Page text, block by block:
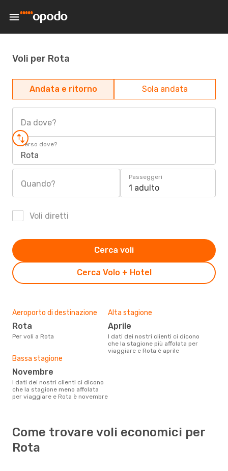
Voli per Rota
Andata e ritorno Sola andata
Da dove?
Verso dove?
Rota
Quando?
Passeggeri
1 adulto
Voli diretti
Cerca Volo + Hotel
Cerca voli
Aeroporto di destinazione
Rota
Per voli a Rota
Alta stagione
aprile
I dati dei nostri clienti ci dicono
che la stagione più affolata per
viaggiare e Rota è aprile
Bassa stagione
novembre
I dati dei nostri clienti ci dicono
che la stagione meno affolata
per viaggiare e Rota è novembre
Come trovare voli economici per
Rota